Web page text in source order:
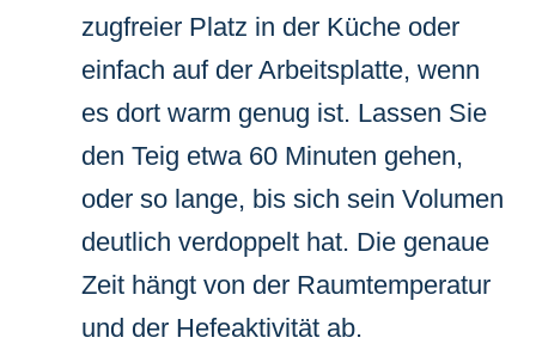
zugfreier Platz in der Küche oder
einfach auf der Arbeitsplatte, wenn
es dort warm genug ist. Lassen Sie
den Teig etwa 60 Minuten gehen,
oder so lange, bis sich sein Volumen
deutlich verdoppelt hat. Die genaue
Zeit hängt von der Raumtemperatur
und der Hefeaktivität ab.